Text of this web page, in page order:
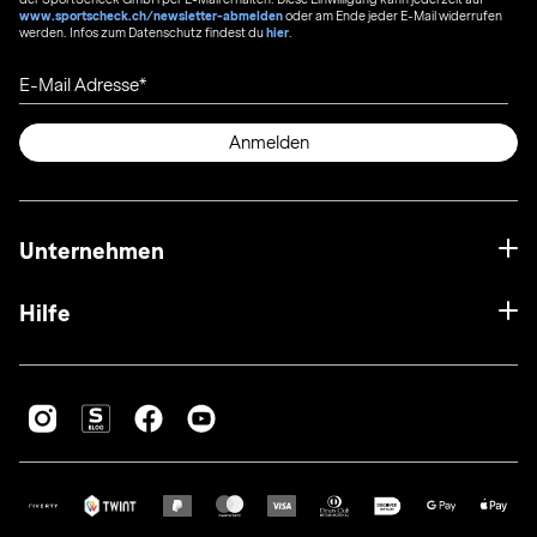
www.sportscheck.ch/newsletter-abmeldenoder am Ende jeder E-Mail widerrufen
werden. Infos zum Datenschutz findest duhier
E-Mail Adresse
Anmelden
Unternehmen
Hilfe